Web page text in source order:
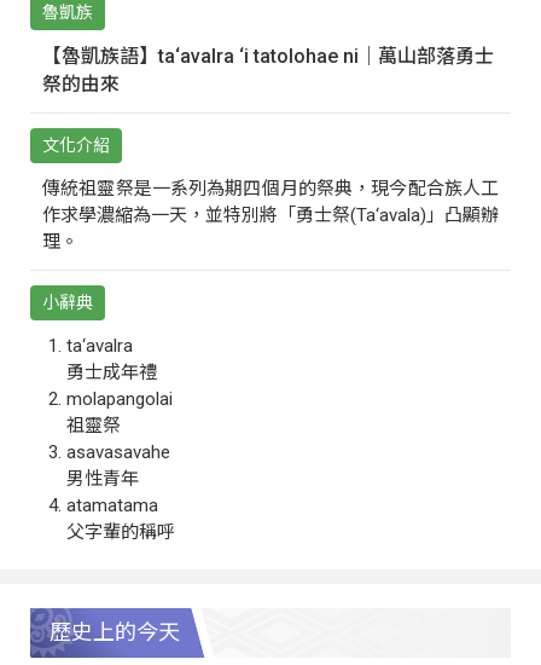
魯凱族
【魯凱族語】ta‘avalra ‘i tatolohae ni｜萬山部落勇士
祭的由來
文化介紹
傳統祖靈祭是一系列為期四個月的祭典，現今配合族人工
作求學濃縮為一天，並特別將「勇士祭(Ta‘avala)」凸顯辦
理。
小辭典
ta‘avalra
勇士成年禮
molapangolai
祖靈祭
asavasavahe
男性青年
atamatama
父字輩的稱呼
歷史上的今天